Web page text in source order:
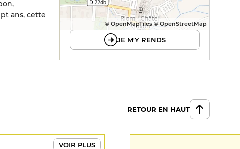
ans, cette
© OpenMapTiles © OpenStreetMap
JE M'Y RENDS
RETOUR EN HAUT
VOIR PLUS